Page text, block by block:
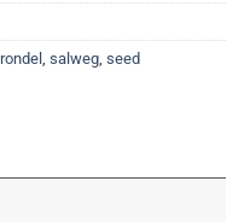
rondel , salweg, seed